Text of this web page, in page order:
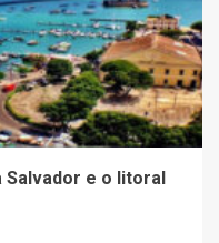
e o litoral